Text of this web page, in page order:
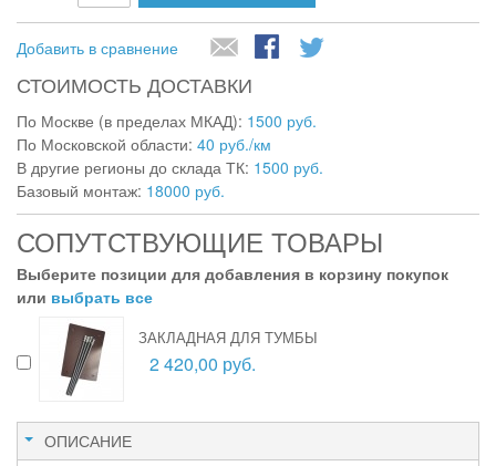
Добавить в сравнение
СТОИМОСТЬ ДОСТАВКИ
По Москве (в пределах МКАД): 1500 руб.
По Московской области: 40 руб./км
В другие регионы до склада ТК: 1500 руб.
Базовый монтаж: 18000 руб.
СОПУТСТВУЮЩИЕ ТОВАРЫ
Выберите позиции для добавления в корзину покупок
или выбрать все
ЗАКЛАДНАЯ ДЛЯ ТУМБЫ
2 420,00 руб.
ОПИСАНИЕ